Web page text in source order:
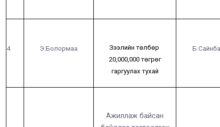
4 Э.Болормаа
Зээлийн төлбөр
20,000,000 төгрөг
гаргуулах тухай
Ажиллаж байсан